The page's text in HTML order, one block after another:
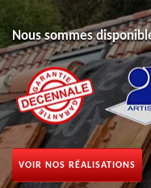
Nous sommes
VOIR NOS RÉALISATIONS